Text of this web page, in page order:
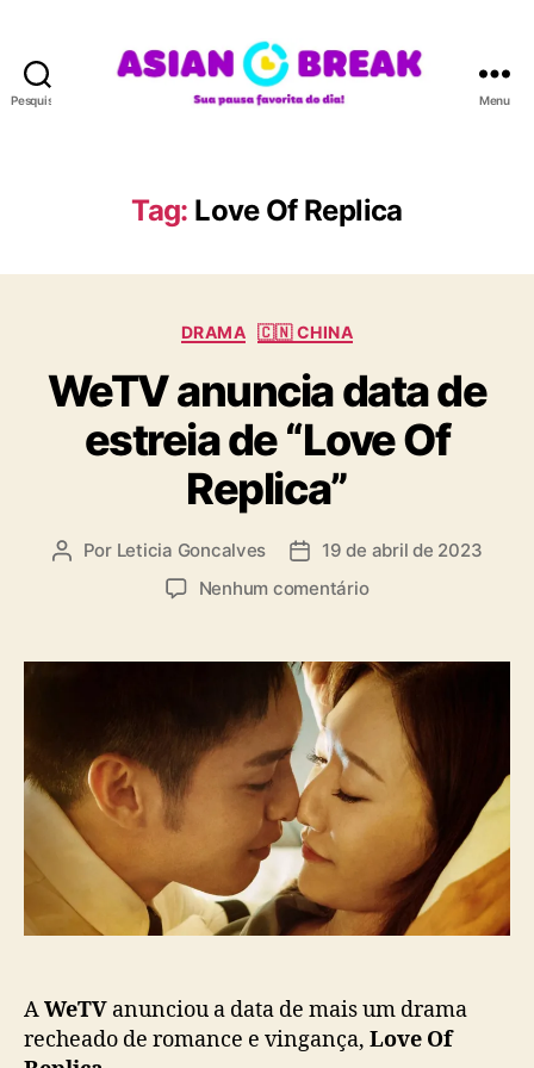
Pesquisar
A
N
R
A
Menu
Tag: Love Of Replica
C
t
e
g
o
i
DRAMA 🇨🇳 CHINA
WeTV anuncia data de
estreia de “Love Of
Replica”
A
r
s
t
Por Leticia Goncalves
D
d
e
p
u
b
l
i
c
a
ç
ã
19 de abril de 2023
Nenhum comentárioe
e
n
u
n
a
d
a
d
AWeTV anunciou a data de mais um drama
recheado de romance e vingança, Love Of